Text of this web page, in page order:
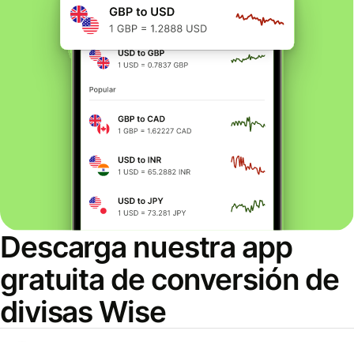
Descarga nuestra app
gratuita de conversión de
divisas Wise